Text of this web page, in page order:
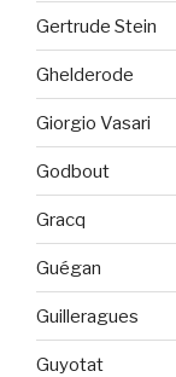
Gertrude Stein
Ghelderode
Giorgio Vasari
Godbout
Gracq
Guégan
Guilleragues
Guyotat